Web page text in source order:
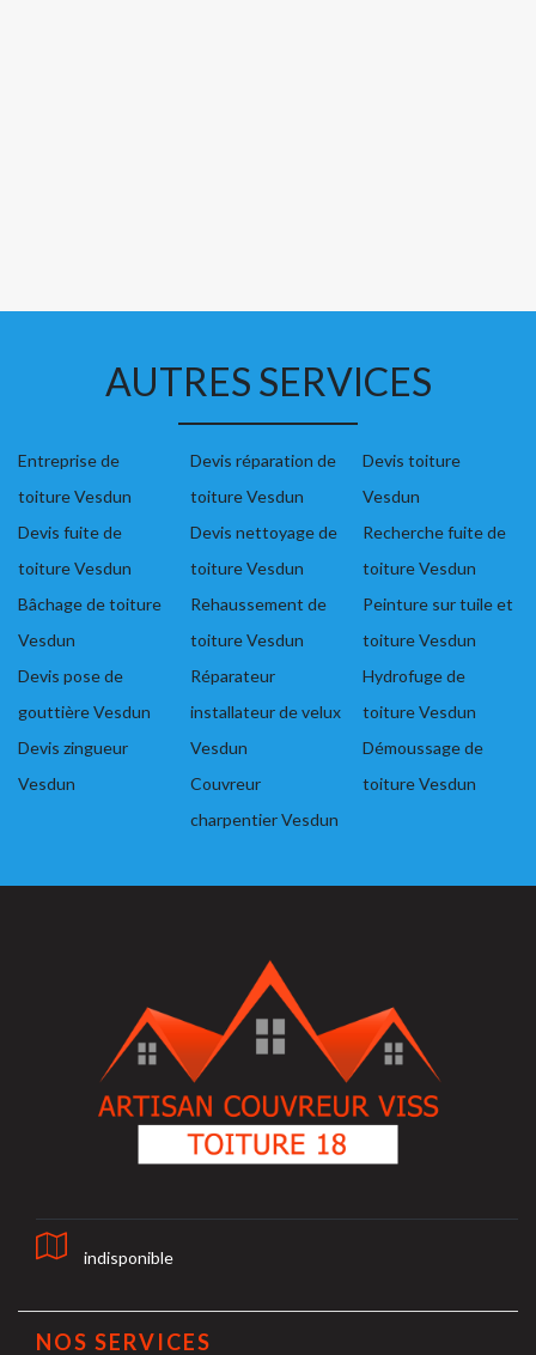
AUTRES SERVICES
Entreprise de
toiture Vesdun
Devis fuite de
toiture Vesdun
Bâchage de toiture
Vesdun
Devis pose de
gouttière Vesdun
Devis zingueur
Vesdun
Devis réparation de
toiture Vesdun
Devis nettoyage de
toiture Vesdun
Rehaussement de
toiture Vesdun
Réparateur
installateur de velux
Vesdun
Couvreur
charpentier Vesdun
Devis toiture
Vesdun
Recherche fuite de
toiture Vesdun
Peinture sur tuile et
toiture Vesdun
Hydrofuge de
toiture Vesdun
Démoussage de
toiture Vesdun
indisponible
NOS SERVICES